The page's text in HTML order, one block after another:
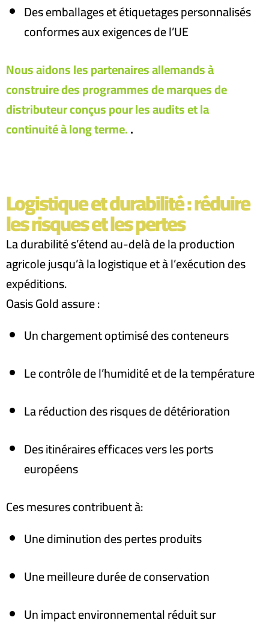
Des emballages et étiquetages personnalisés
conformes aux exigences de l’UE
Nous aidons les partenaires allemands à
construire des programmes de marques de
distributeur conçus pour les audits et la
continuité à long terme..
Logistique et durabilité : réduire
les risques et les pertes
La durabilité s’étend au-delà de la production
agricole jusqu’à la logistique et à l’exécution des
expéditions.
Oasis Gold assure :
Un chargement optimisé des conteneurs
Le contrôle de l’humidité et de la température
La réduction des risques de détérioration
Des itinéraires efficaces vers les ports
européens
Ces mesures contribuent à:
Une diminution des pertes produits
Une meilleure durée de conservation
Un impact environnemental réduit sur